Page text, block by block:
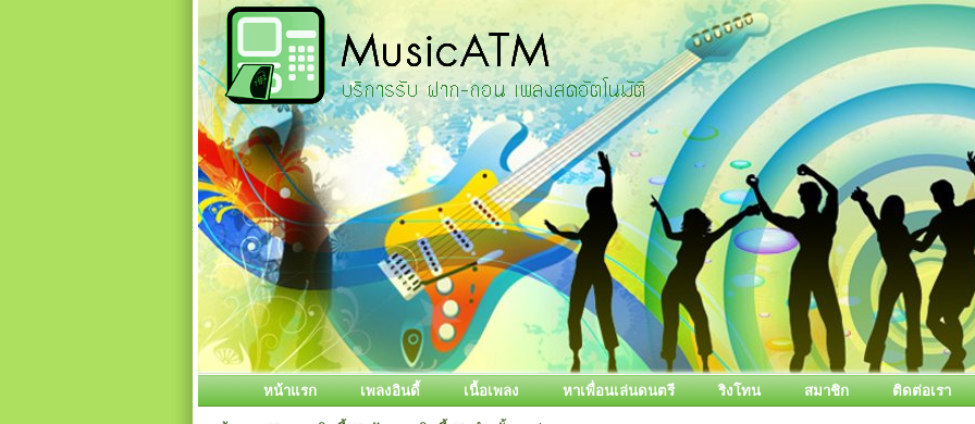
หน้าแรก เพลงอินดี้ เนื้อเพลง หาเพื่อนเล่นดนตรี ริงโทน สมาชิก ติดต่อเรา